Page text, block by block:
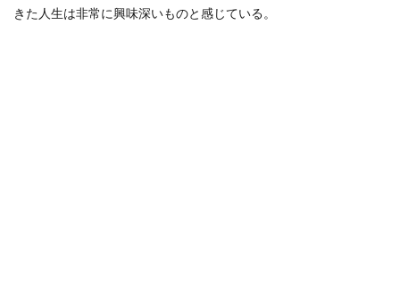
きた人生は非常に興味深いものと感じている。